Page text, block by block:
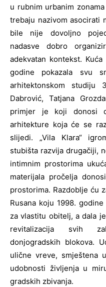
u rubnim urbanim
trebaju nazivom asocirati
bile nije dovoljno
nadasve dobro
adekvatan kontekst.
godine pokazala svu
arhitektonskom studiju
Dabrović, Tatjana
primjer je koji donosi
arhitekture koja će se
slijedi. „Vila Klara“
stubišta razvija drugačiji,
intimnim prostorima
materijala pročelja
prostorima. Razdoblje ću
Rusana koju 1998.
za vlastitu obitelj, a dala
revitalizacija svih
donjogradskih blokova.
ulične vreve, smještena
udobnosti življenja u
gradskih zbivanja.